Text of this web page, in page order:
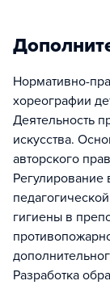
Нормативно-
хореографии
Деятельность
искусства.
авторского
Регулирование
гигиены в
Разработка